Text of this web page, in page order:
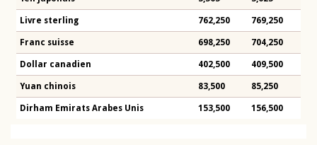
Livre sterling 762,250 769,250
Franc suisse 698,250 704,250
Dollar canadien 402,500 409,500
Yuan chinois 83,500 85,250
Dirham Emirats Arabes Unis 153,500 156,500